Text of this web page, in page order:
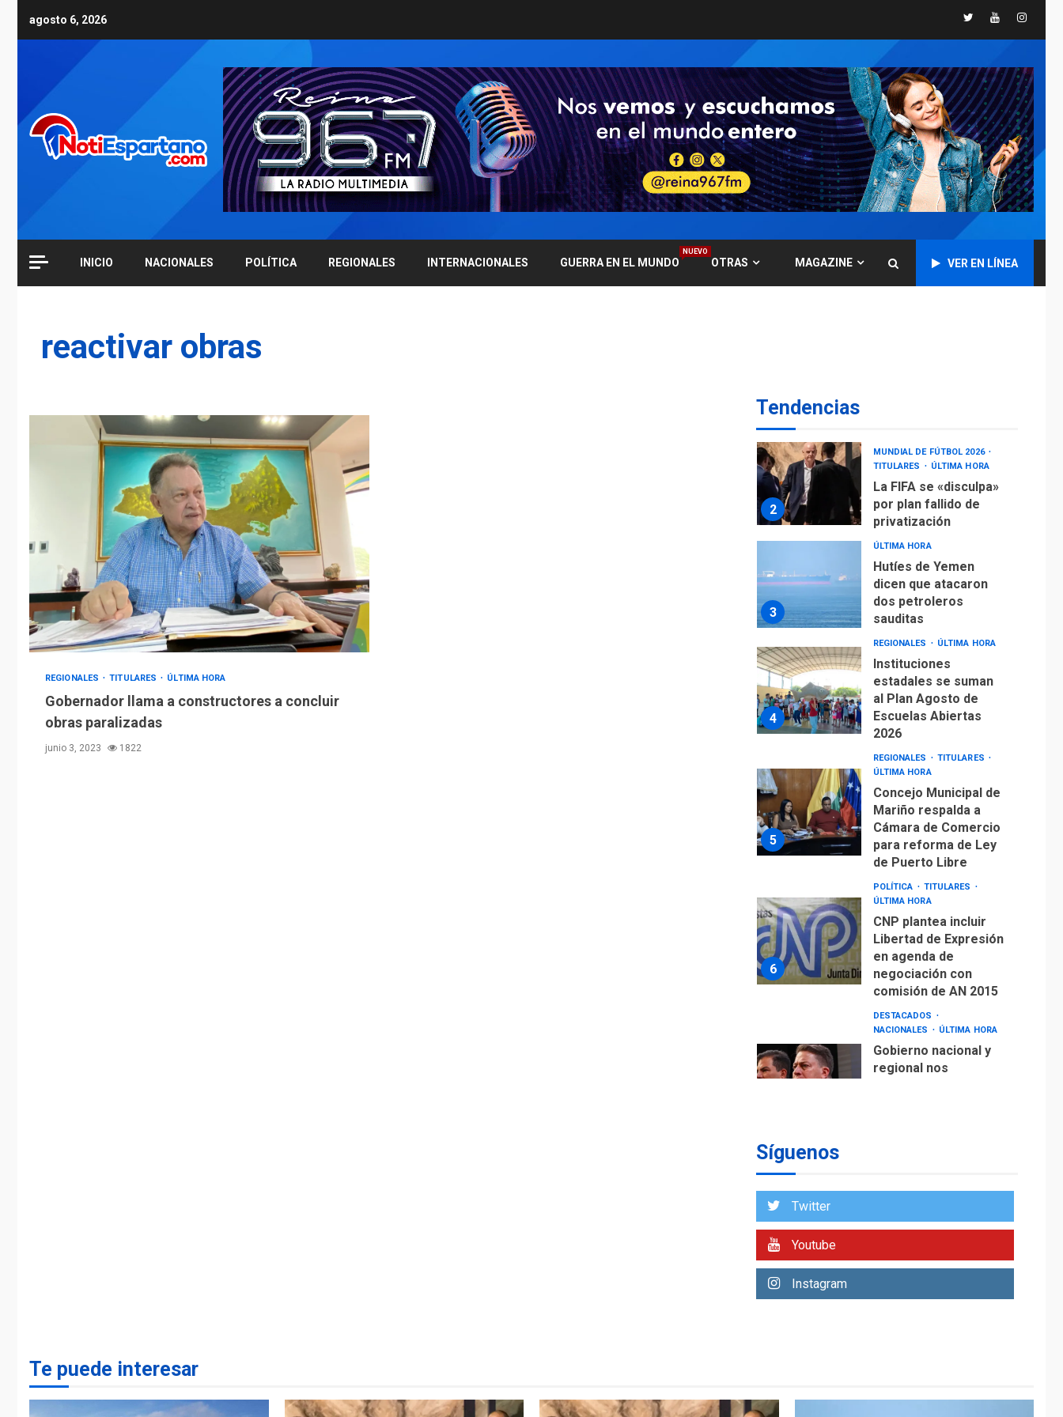
agosto 6, 2026 TwitterYoutube
INICIO NACIONALES POLÍTICA REGIONALES INTERNACIONALES GUERRA EN EL MUNDO
NUEVO
OTRAS MAGAZINE VER EN LÍNEA
reactivar obras
REGIONALES TITULARES ÚLTIMA HORA
Gobernador llama a constructores a concluir
obras paralizadas
junio 3, 2023 1822
Tendencias
6
TITULARES
CNP plantea incluir
Libertad de Expresión
en agenda de
negociación con
comisión de AN 2015
7
DESTACADOS
NACIONALES
ÚLTIMA HORA
Gobierno nacional y
regional nos
respaldaron desde el
primer momento tras
asegura Gustavo
Duque
2
MUNDIAL DE FÚTBOL 2026
TITULARES
ÚLTIMA HORA
La FIFA se «disculpa»
por plan fallido de
privatización
3
ÚLTIMA HORA
Hutíes de Yemen
dicen que atacaron
dos petroleros
sauditas
4
REGIONALES ÚLTIMA HORA
Instituciones
estadales se suman
al Plan Agosto de
Escuelas Abiertas
2026
5
REGIONALES
TITULARES
ÚLTIMA HORA
Concejo Municipal de
Mariño respalda a
Cámara de Comercio
para reforma de Ley
de Puerto Libre
6
POLÍTICA
TITULARES
ÚLTIMA HORA
CNP plantea incluir
Libertad de Expresión
en agenda de
negociación con
comisión de AN 2015
DESTACADOS
NACIONALES
ÚLTIMA HORA
Gobierno nacional y
regional nos
1
ÚLTIMA HORA
operaciones de carga
Aeropuerto de
Síguenos
Twitter
Youtube
Instagram
Te puede interesar